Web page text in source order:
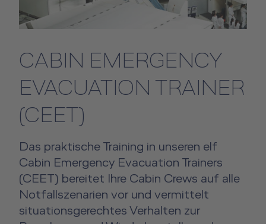
CABIN EMERGENCY
EVACUATION TRAINER
(CEET)
Das praktische Training in unseren elf
Cabin Emergency Evacuation Trainers
(CEET) bereitet Ihre Cabin Crews auf alle
Notfallszenarien vor und vermittelt
situationsgerechtes Verhalten zur